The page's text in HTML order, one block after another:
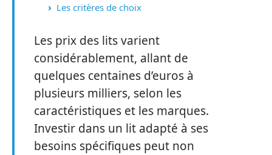
Les critères de choix
Les prix des lits varient
considérablement, allant de
quelques centaines d’euros à
plusieurs milliers, selon les
caractéristiques et les marques.
Investir dans un lit adapté à ses
besoins spécifiques peut non